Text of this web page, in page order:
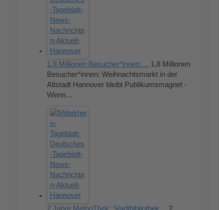
1,8 Millionen Besucher*innen:… 1,8 Millionen
Besucher*innen: Weihnachtsmarkt in der
Altstadt Hannover bleibt Publikumsmagnet -
Wenn…
2 Jahre MethoThek: Stadtbibliothek… 2